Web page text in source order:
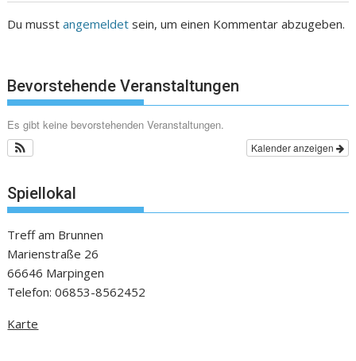
Du musstangemeldet sein, um einen Kommentar abzugeben.
Bevorstehende Veranstaltungen
Es gibt keine bevorstehenden Veranstaltungen.
Kalender anzeigen
Spiellokal
Treff am Brunnen
Marienstraße 26
66646 Marpingen
Telefon: 06853-8562452
Karte